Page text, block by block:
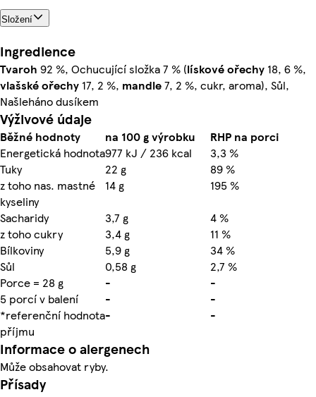
Složení
Ingredience
Tvaroh 92 %, Ochucující složka 7 % (lískové ořechy 18, 6 %,
vlašské ořechy 17, 2 %, mandle7, 2 %, cukr, aroma), Sůl,
Našleháno dusíkem
Výživové údaje
Běžné hodnoty na 100 g výrobku
RHP na porci
Energetická hodnota977 kJ / 236 kcal
3,3 %
Tuky
22 g
89 %
z toho nas. mastné
kyseliny
14 g
195 %
Sacharidy
3,7 g
4 %
z toho cukry
3,4 g
11 %
Bílkoviny
5,9 g
34 %
Sůl
0,58 g
2,7 %
Porce = 28 g
-
-
5 porcí v balení
-
-
*referenční hodnota
příjmu
- -
Informace o alergenech
Může obsahovat ryby.
Přísady